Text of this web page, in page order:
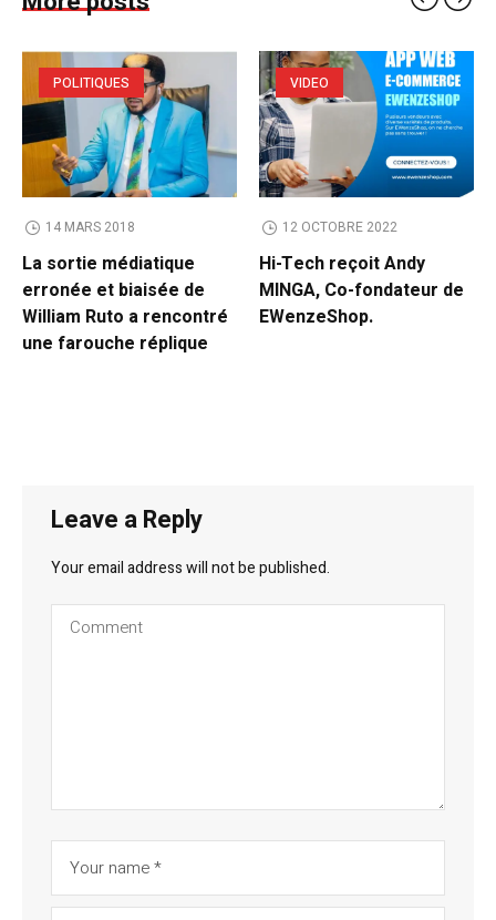
POLITIQUES
14 MARS 2018
La sortie médiatique
erronée et biaisée de
William Ruto a rencontré
une farouche réplique
VIDEO
12 OCTOBRE 2022
Hi-Tech reçoit Andy
MINGA, Co-fondateur de
EWenzeShop.
Leave a Reply
Your email address will not be published.